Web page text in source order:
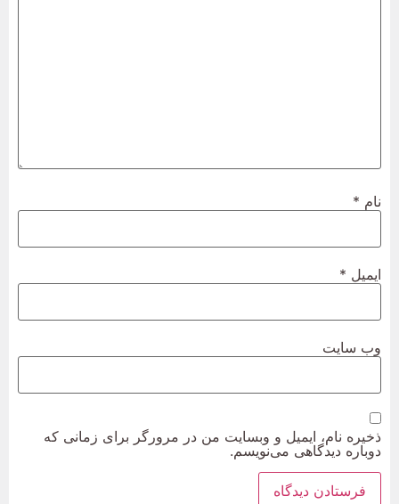
نام*
ایمیل*
وب‌ سایت
ذخیره نام، ایمیل و وبسایت من در مرورگر برای زمانی که
دوباره دیدگاهی می‌نویسم.